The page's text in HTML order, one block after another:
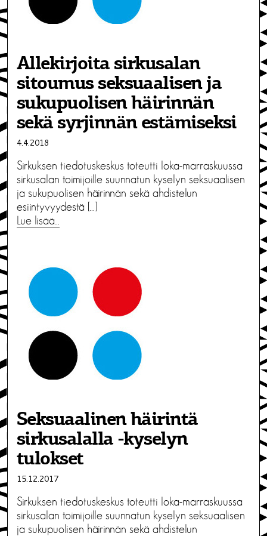
Allekirjoita sirkusalan
sitoumus seksuaalisen ja
sukupuolisen häirinnän
sekä syrjinnän estämiseksi
4.4.2018
Sirkuksen tiedotuskeskus toteutti loka-marraskuussa
sirkusalan toimijoille suunnatun kyselyn seksuaalisen
ja sukupuolisen häirinnän sekä ahdistelun
esiintyvyydestä […]
Lue lisää…
Seksuaalinen häirintä
sirkusalalla -kyselyn
tulokset
15.12.2017
Sirkuksen tiedotuskeskus toteutti loka-marraskuussa
sirkusalan toimijoille suunnatun kyselyn seksuaalisen
ja sukupuolisen häirinnän sekä ahdistelun